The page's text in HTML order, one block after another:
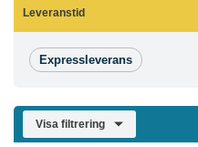
Leveranstid
Expressleverans
Visa filtrering